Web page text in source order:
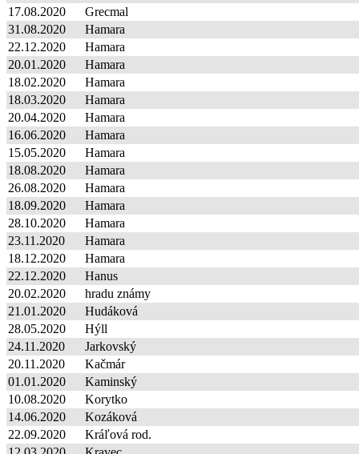
17.08.2020
Grecmal
31.08.2020
Hamara
22.12.2020
Hamara
20.01.2020
Hamara
18.02.2020
Hamara
18.03.2020
Hamara
20.04.2020
Hamara
16.06.2020
Hamara
15.05.2020
Hamara
18.08.2020
Hamara
26.08.2020
Hamara
18.09.2020
Hamara
28.10.2020
Hamara
23.11.2020
Hamara
18.12.2020
Hamara
22.12.2020
Hanus
20.02.2020
hradu známy
21.01.2020
Hudáková
28.05.2020
Hýll
24.11.2020
Jarkovský
20.11.2020
Kačmár
01.01.2020
Kaminský
10.08.2020
Korytko
14.06.2020
Kozáková
22.09.2020
Kráľová rod.